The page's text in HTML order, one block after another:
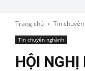
Trang chủ Tin
Tin chuyên nghành
HỘI